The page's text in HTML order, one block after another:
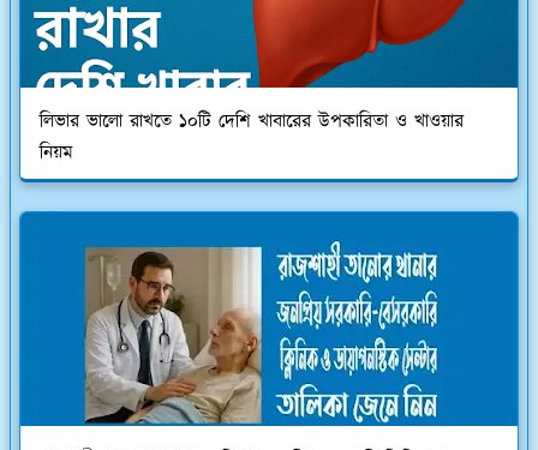
লিভার ভালো রাখতে ১০টি দেশি খাবারের উপকারিতা ও খাওয়ার
নিয়ম